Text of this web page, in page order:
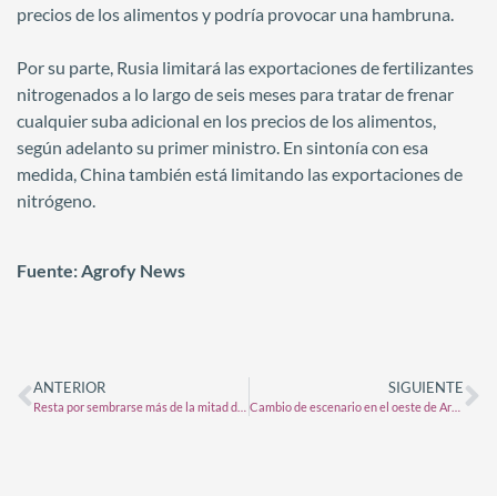
precios de los alimentos y podría provocar una hambruna.
Por su parte, Rusia limitará las exportaciones de fertilizantes
nitrogenados a lo largo de seis meses para tratar de frenar
cualquier suba adicional en los precios de los alimentos,
según adelanto su primer ministro. En sintonía con esa
medida, China también está limitando las exportaciones de
nitrógeno.
Fuente: Agrofy News
ANTERIOR SIGUIENTE
Cambio de escenario en el oeste de Argentina: el 70% de Córdoba recibió más de 30 mm